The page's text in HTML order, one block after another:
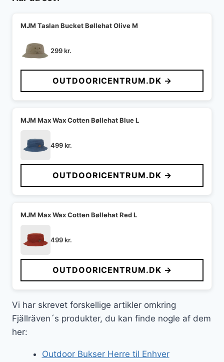
MJM Taslan Bucket Bøllehat Olive M
299kr.
OUTDOORICENTRUM.DK →
MJM Max Wax Cotten Bøllehat Blue L
499kr.
OUTDOORICENTRUM.DK →
MJM Max Wax Cotten Bøllehat Red L
499kr.
OUTDOORICENTRUM.DK →
Vi har skrevet forskellige artikler omkring
Fjällräven´s produkter, du kan finde nogle af dem
her:
Outdoor Bukser Herre til Enhver